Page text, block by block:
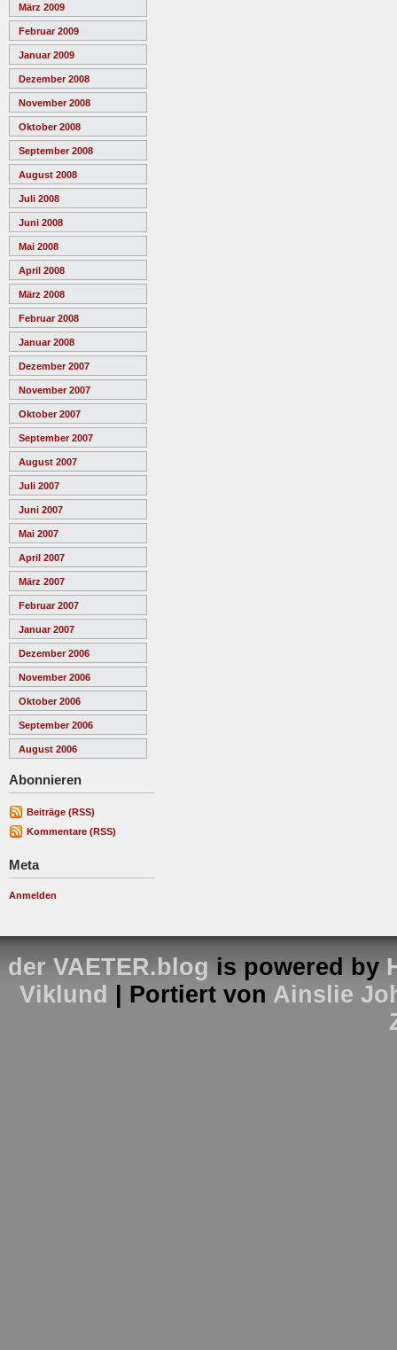
März 2009
Februar 2009
Januar 2009
Dezember 2008
November 2008
Oktober 2008
September 2008
August 2008
Juli 2008
Juni 2008
Mai 2008
April 2008
März 2008
Februar 2008
Januar 2008
Dezember 2007
November 2007
Oktober 2007
September 2007
August 2007
Juli 2007
Juni 2007
Mai 2007
April 2007
März 2007
Februar 2007
Januar 2007
Dezember 2006
November 2006
Oktober 2006
September 2006
August 2006
Abonnieren
Beiträge (RSS)
Kommentare (RSS)
Meta
Anmelden
der VAETER.blog is powered by
Viklund
| Portiert von Ainslie